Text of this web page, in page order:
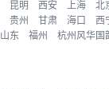
昆明 西安 上海 北
贵州 甘肃 海口 西
山东 福州 杭州风华国